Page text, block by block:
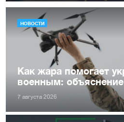
НОВОСТИ
Как жара помогает
военным:
7 августа 2026